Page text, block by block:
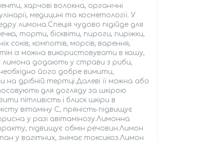
харчові волокна, органічні
медицині та косметології. У
лимона.Спеція чудово підійде для
торти, бісквіти, пироги, пиріжки,
соків, компотів, морсів, варення,
із можна використовувати в кашу,
лимона додають у страви з риби,
його добре вимити,
дрібній тертці.Далеві її можна або
для догляду за шкірою
пітливість і блиск шкіри в
вітаміну С, пряність підвищує
у разі авітамінозу.Лимонна
підвищує обмін речовин.Лимон
у вагітних, знімає токсикоз.Лимон